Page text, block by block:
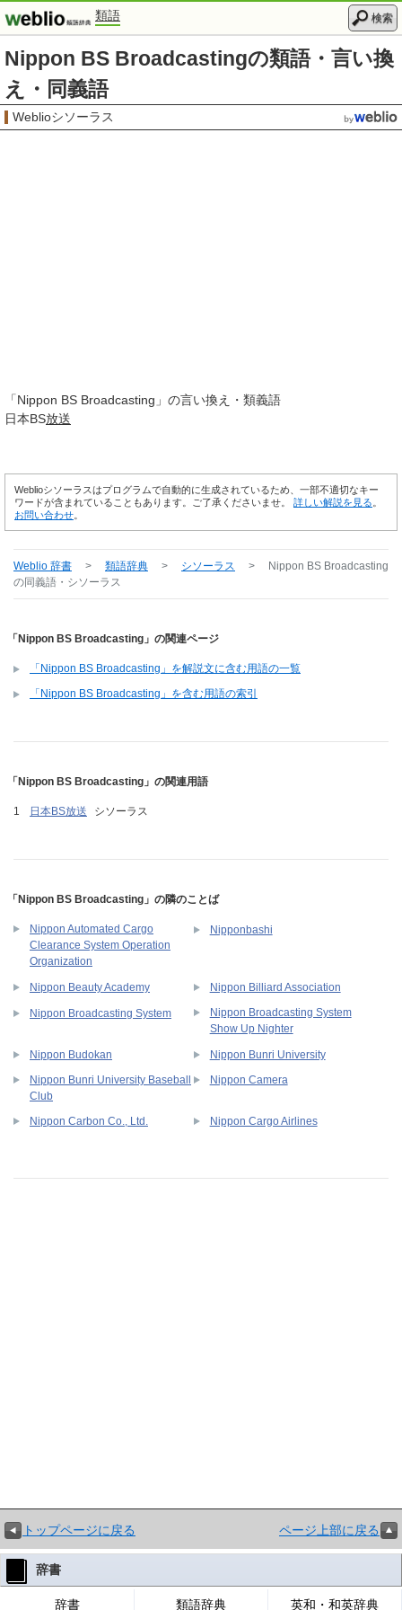
類語 検索
Nippon BS Broadcastingの類語・言い換
え・同義語
Weblioシソーラス
「Nippon BS Broadcasting 」の言い換え・類義語
日本BS放送
Weblioシソーラスはプログラムで自動的に生成されているため、一部不適切なキー
ワードが含まれていることもあります。ご了承くださいませ。 詳しい解説を見る
お問い合わせ
Weblio 辞書 > 類語辞典 > シソーラス >
Nippon BS Broadcasting
の同義語・シソーラス
「Nippon BS Broadcasting」の関連ページ
「Nippon BS Broadcasting」を解説文に含む用語の一覧
「Nippon BS Broadcasting」を含む用語の索引
「Nippon BS Broadcasting」の関連用語
日本BS放送 シソーラス
「Nippon BS Broadcasting」の隣のことば
Nippon Automated Cargo
Clearance System Operation
Organization
Nipponbashi
Nippon Beauty Academy Nippon Billiard Association
Nippon Broadcasting System
Nippon Broadcasting System
Show Up Nighter
Nippon Budokan
Nippon Bunri University
Nippon Bunri University Baseball
Club
Nippon Camera
Nippon Carbon Co., Ltd. Nippon Cargo Airlines
トップページに戻る ページ上部に戻る
辞書
辞書 類語辞典 英和・和英辞典